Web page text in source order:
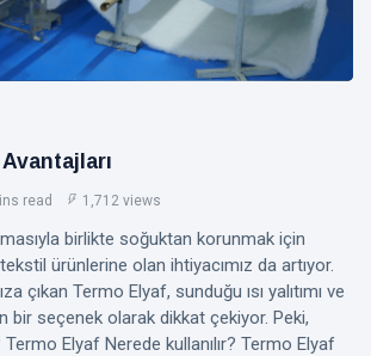
read 1,712 views
birlikte soğuktan korunmak için
ürünlerine olan ihtiyacımız da artıyor.
çıkan Termo Elyaf, sunduğu ısı yalıtımı ve
bir seçenek olarak dikkat çekiyor. Peki,
Elyaf Nerede kullanılır? Termo Elyaf